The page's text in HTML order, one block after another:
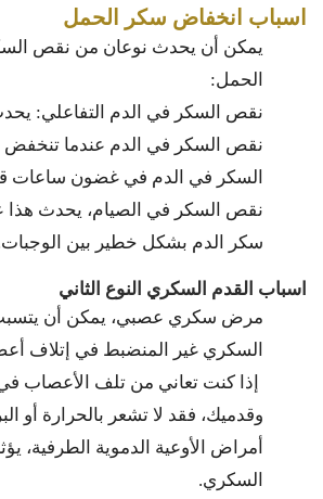
اسباب انخفاض سكر الحمل
يمكن أن يحدث نوعان من نقص
الحمل:
نقص السكر في الدم التفاعلي:
نقص السكر في الدم عندما
السكر في الدم في غضون ساعات
نقص السكر في الصيام، يحدث هذا
سكر الدم بشكل خطير بين
اسباب القدم السكري النوع الثاني
مرض سكري عصبي، يمكن أن
السكري غير المنضبط في إتلاف
إذا كنت تعاني من تلف الأعصاب
وقدميك، فقد لا تشعر بالحرارة أو
أمراض الأوعية الدموية الطرفية،
السكري.